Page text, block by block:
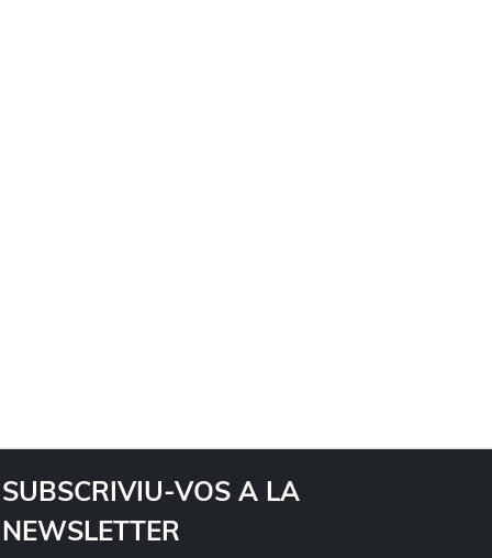
SUBSCRIVIU-VOS A LA
NEWSLETTER